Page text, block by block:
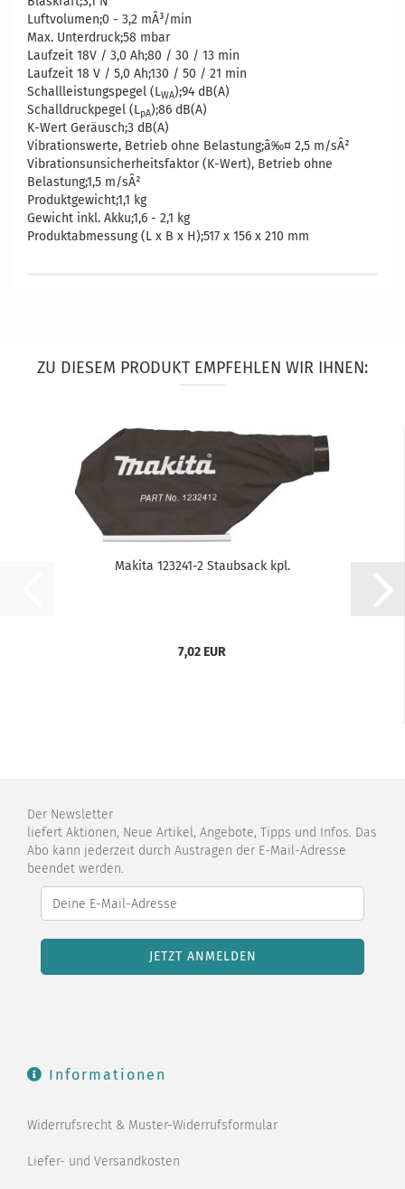
Luftvolumen;0 - 3,2 mÂ³/min
Max. Unterdruck;58 mbar
Laufzeit 18V / 3,0 Ah;80 / 30 / 13 min
Laufzeit 18 V / 5,0 Ah;130 / 50 / 21 min
Schallleistungspegel (LWA);94 dB(A)
Schalldruckpegel (LpA);86 dB(A)
K-Wert Geräusch;3 dB(A)
Vibrationswerte, Betrieb ohne Belastung;â‰¤ 2,5 m/sÂ²
Vibrationsunsicherheitsfaktor (K-Wert), Betrieb ohne
Belastung;1,5 m/sÂ²
Produktgewicht;1,1 kg
Gewicht inkl. Akku;1,6 - 2,1 kg
Produktabmessung (L x B x H);517 x 156 x 210 mm
ZU DIESEM PRODUKT EMPFEHLEN WIR IHNEN:
Makita 123241-2 Staubsack kpl.
7,02 EUR
Der Newsletter
liefert Aktionen, Neue Artikel, Angebote, Tipps und Infos. Das
Abo kann jederzeit durch Austragen der E-Mail-Adresse
beendet werden.
Informationen
Widerrufsrecht & Muster-Widerrufsformular
Liefer- und Versandkosten